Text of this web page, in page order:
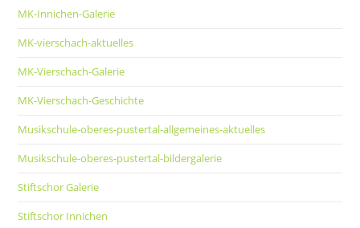
MK-Innichen-Galerie
MK-vierschach-aktuelles
MK-Vierschach-Galerie
MK-Vierschach-Geschichte
Musikschule-oberes-pustertal-allgemeines-aktuelles
Musikschule-oberes-pustertal-bildergalerie
Stiftschor Galerie
Stiftschor Innichen